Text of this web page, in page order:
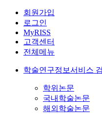
회원가입
로그인
MyRISS
고객센터
전체메뉴
학술연구정보서비스
학위논문
국내학술논문
해외학술논문